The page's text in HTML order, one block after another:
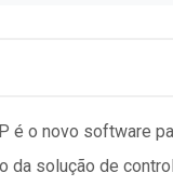
é o novo software
da solução de